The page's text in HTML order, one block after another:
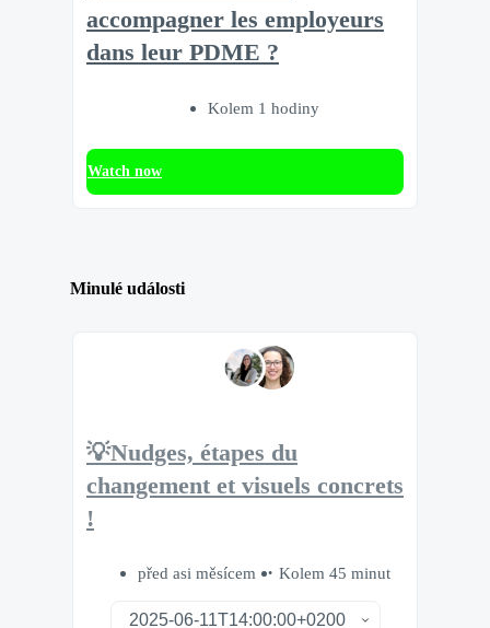
accompagner les employeurs
dans leur PDME ?
Kolem 1 hodiny
Watch now
Minulé události
💡Nudges, étapes du
changement et visuels concrets
!
před asi měsícem Kolem 45 minut